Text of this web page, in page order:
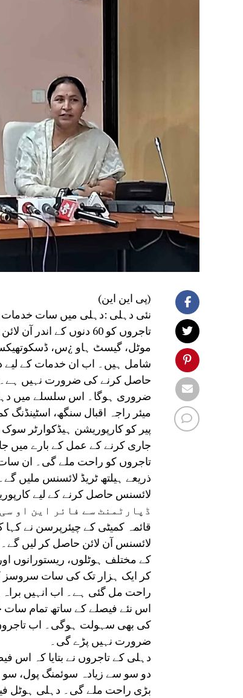
(پی این این)
نئی دہلی :دہلی میں سات
تاجروں کو 60 دنوں کے
موٹل، گیسٹ ہاو ¿س،
شامل ہیں۔ اب ان خدمات کے لیے
حاصل کرنے کی ضرورت نہیں
ضروری ہوگا۔ اس سلسلے میں
میئر راجہ اقبال سنگھ،
پیر کو کارپوریشن ہیڈکوارٹر
جاری کرنے کے عمل کے بارے میں
تاجروں کو راحت ملے گی۔ ان
ذریعے ہیلتھ ٹریڈ لائسنس ملیں
ڈپارٹمنٹ سے فائر این او
لائسنس آن لائن حاصل کر لیں
کے مختلف ہوٹلوں، ریستورانوں
کر ایک ہزار تک کی سات سروسز
راحت مل گئی ہے۔ اب انہیں براہ
اس نئے فیصلے کے ساتھ تمام سات
کی بھی سہولت ہوگی۔ اب
ضرورت نہیں پڑے گی۔
دہلی کے تاجروں نے بتایا کہ اس
دو سو سے زیادہ سوئمنگ پول، سو
بڑی راحت ملے گی۔ دہلی ہوٹل